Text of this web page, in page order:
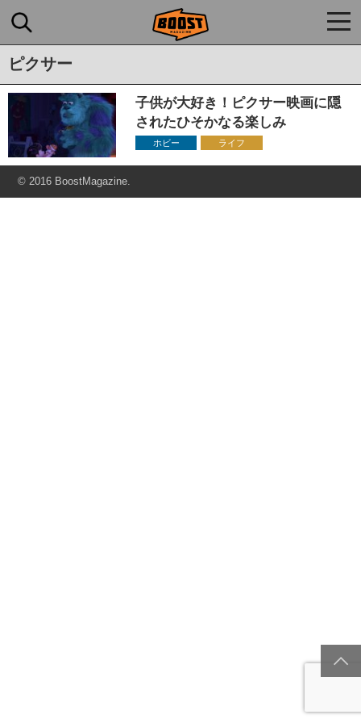
ピクサー
子供が大好き！ピクサー映画に隠
されたひそかなる楽しみ
ホビー ライフ
© 2016 BoostMagazine.